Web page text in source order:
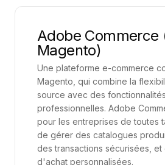
Plateformes pour créer et gérer
ligne et vendre vos produits ou
Internet.
Dans un monde de plus en plus
d'e-commerce sont devenus
les entreprises cherchant à
processus de vente en ligne et
productivité au quotidien.
commerce performantes,
Adobe Commerce
Magento)
Une plateforme e-commerce
Magento, qui combine la
source avec des fonctionnalités
professionnelles. Adobe
pour les entreprises de toutes
de gérer des catalogues
des transactions sécurisées,
d'achat personnalisées.